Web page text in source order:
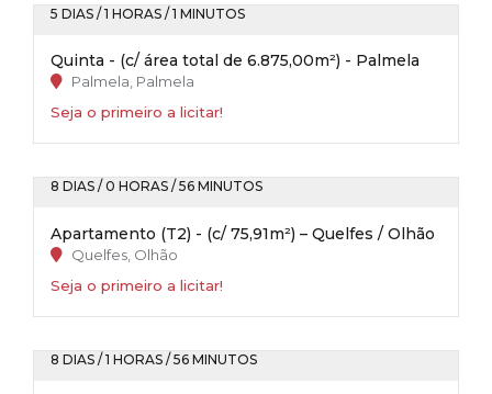
5 DIAS / 1 HORAS / 1 MINUTOS
Quinta - (c/ área total de 6.875,00m²) - Palmela
Palmela, Palmela
Seja o primeiro a licitar!
8 DIAS / 0 HORAS / 56 MINUTOS
Apartamento (T2) - (c/ 75,91m²) – Quelfes / Olhão
Quelfes, Olhão
Seja o primeiro a licitar!
8 DIAS / 1 HORAS / 56 MINUTOS